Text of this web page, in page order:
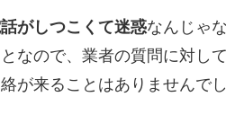
がしつこくて迷惑なんじゃ
なので、業者の質問に対し
が来ることはありませんでし